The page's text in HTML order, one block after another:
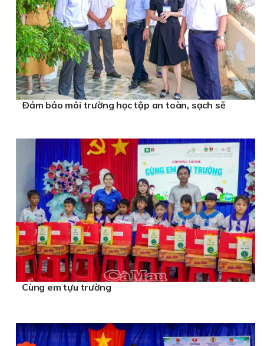
Ðảm bảo môi trường học tập an toàn, sạch sẽ
Cùng em tựu trường